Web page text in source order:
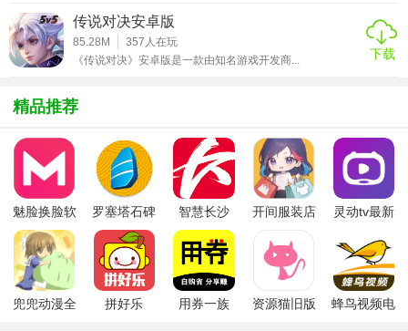
【vam特色】
1. 创作自由度高：VAM 鼓励玩家发挥创意，无论是角色设
这种创作自由，让每个玩家都能在游戏中找到属于自己的乐
趣。
2. 沉浸式体验：通过精细的画面表现、逼真的音效设计以及
先进的交互技术，VAM 为玩家提供了一个沉浸式的虚拟世界
体验，让玩家仿佛真的置身于游戏之中。
3. 持续更新与优化：游戏开发团队不断对游戏进行更新和优
化，引入新的功能、修复已知问题，确保玩家能够享受到最
佳的游戏体验。
传说对决安卓版
85.28M 357 人在玩
《传说对决》安卓版是一款由知名游戏开发商...
下载
精品推荐
魅脸换脸软
件
罗塞塔石碑
安卓版
智慧长沙
app
开间服装店
灵动tv最新
兜兜动漫全
拼好乐 用券一族 资源猫旧版
蜂鸟视频电